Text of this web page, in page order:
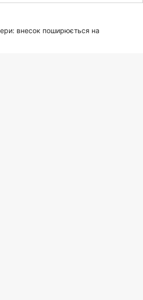
внесок поширюється на